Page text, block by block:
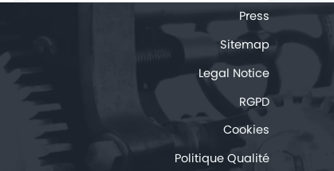
Press
Sitemap
Legal Notice
RGPD
Cookies
Politique Qualité